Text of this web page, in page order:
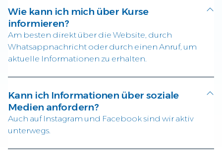
Wie kann ich mich über Kurse
informieren?
Am besten direkt über die Website, durch
Whatsappnachricht oder durch einen Anruf, um
aktuelle Informationen zu erhalten.
Kann ich Informationen über soziale
Medien anfordern?
Auch auf Instagram und Facebook sind wir aktiv
unterwegs.